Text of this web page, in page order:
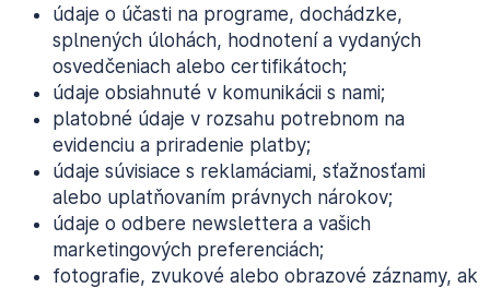
údaje o účasti na programe, dochádzke,
splnených úlohách, hodnotení a vydaných
osvedčeniach alebo certifikátoch;
údaje obsiahnuté v komunikácii s nami;
platobné údaje v rozsahu potrebnom na
evidenciu a priradenie platby;
údaje súvisiace s reklamáciami, sťažnosťami
alebo uplatňovaním právnych nárokov;
údaje o odbere newslettera a vašich
marketingových preferenciách;
fotografie, zvukové alebo obrazové záznamy, ak